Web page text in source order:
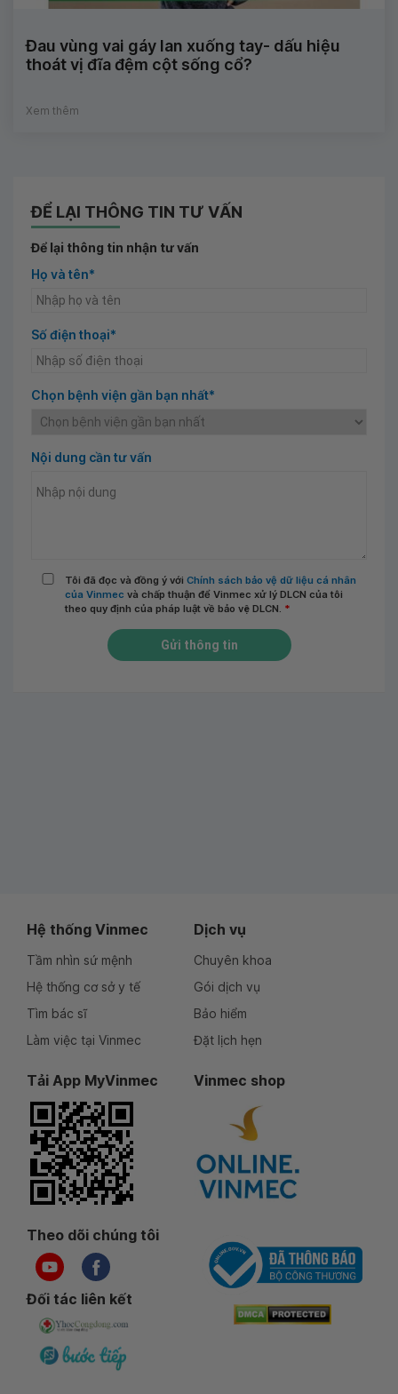
Đau vùng vai gáy lan xuống tay- dấu hiệu
thoát vị đĩa đệm cột sống cổ?
Xem thêm
ĐỂ LẠI THÔNG TIN TƯ VẤN
Để lại thông tin nhận tư vấn
Họ và tên*
Số điện thoại*
Chọn bệnh viện gần bạn nhất*
Nội dung cần tư vấn
Tôi đã đọc và đồng ý với Chính sách bảo vệ dữ liệu cá nhân
của Vinmec và chấp thuận để Vinmec xử lý DLCN của tôi
theo quy định của pháp luật về bảo vệ DLCN. *
Gửi thông tin
Hệ thống Vinmec
Tầm nhìn sứ mệnh
Hệ thống cơ sở y tế
Tìm bác sĩ
Làm việc tại Vinmec
Dịch vụ
Chuyên khoa
Gói dịch vụ
Bảo hiểm
Đặt lịch hẹn
Tải App MyVinmec Vinmec shop
Theo dõi chúng tôi
Đối tác liên kết